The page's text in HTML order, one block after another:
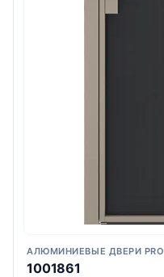
АЛЮМИНИЕВЫЕ ДВЕРИ
1001861